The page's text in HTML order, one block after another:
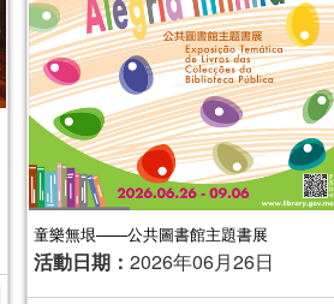
童樂無垠——公共圖書館主題書展
活動日期： 2026年06月26日